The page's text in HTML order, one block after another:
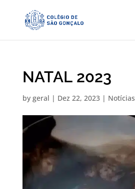
NATAL 2023
by geral | Dez 22, 2023| Notícias